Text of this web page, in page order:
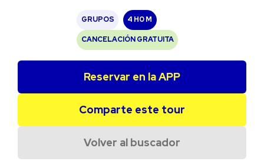
GRUPOS 4 H0 M
CANCELACIÓN GRATUITA
Reservar en la APP
Comparte este tour
Volver al buscador